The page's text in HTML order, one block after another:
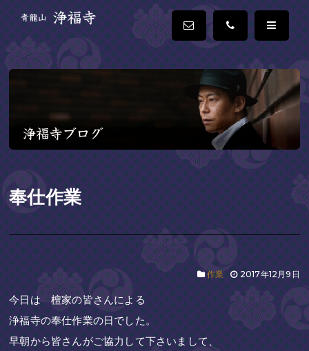
奉仕作業
2017年12月9日
作業
今日は 檀家の皆さんによる
浄福寺の奉仕作業の日でした。
早朝から皆さんがご協力して下さいまして、